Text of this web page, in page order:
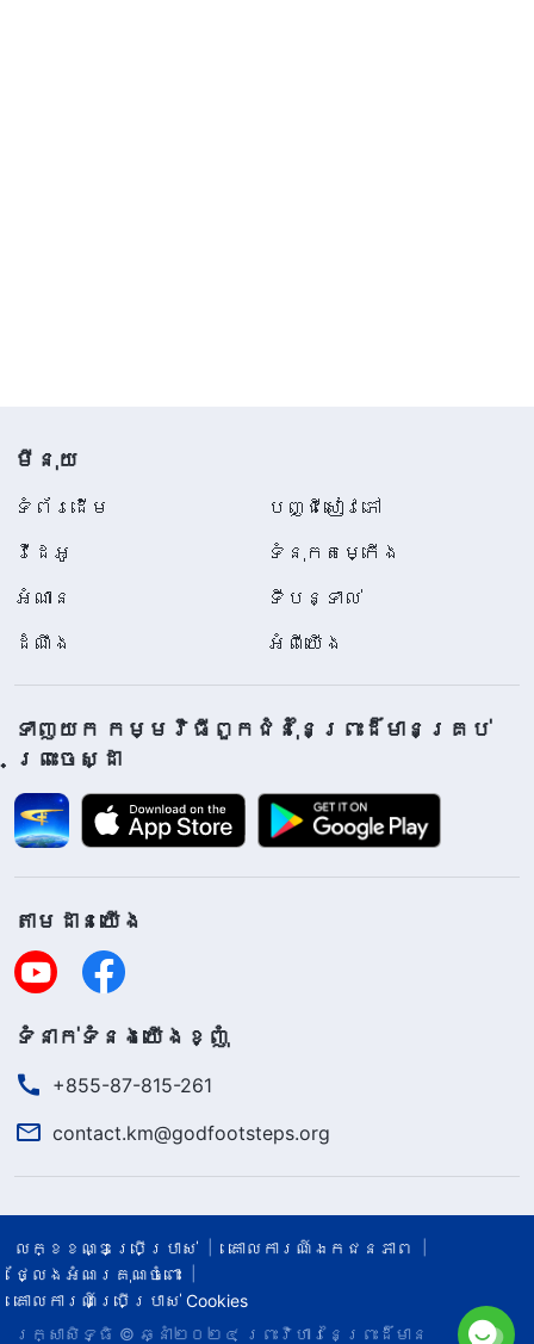
មីនុយ
ទំព័រ​ដើម
បញ្ជីសៀវភៅ
វីដេអូ
ទំនុកតម្កើង
អំណាន
ទីបន្ទាល់
ដំណឹង
អំពីយើង
ទាញយក កម្មវិធីពួកជំនុំនៃព្រះដ៏មានគ្រប់
ព្រះចេស្ដា
តាម​ដាន​យើង​
ទំនាក់​ទំនង​យើង​ខ្ញុំ
+855-87-815-261
contact.km@godfootsteps.org
លក្ខខណ្ឌ​ប្រើប្រាស់​
គោលការណ៍ឯកជនភាព
ថ្លែងអំណរគុណចំពោះ
គោលការណ៍ប្រើប្រាស់ Cookies
រក្សាសិទ្ធិ © ឆ្នាំ២០២៤ ព្រះ​វិហារនៃព្រះដ៏មាន